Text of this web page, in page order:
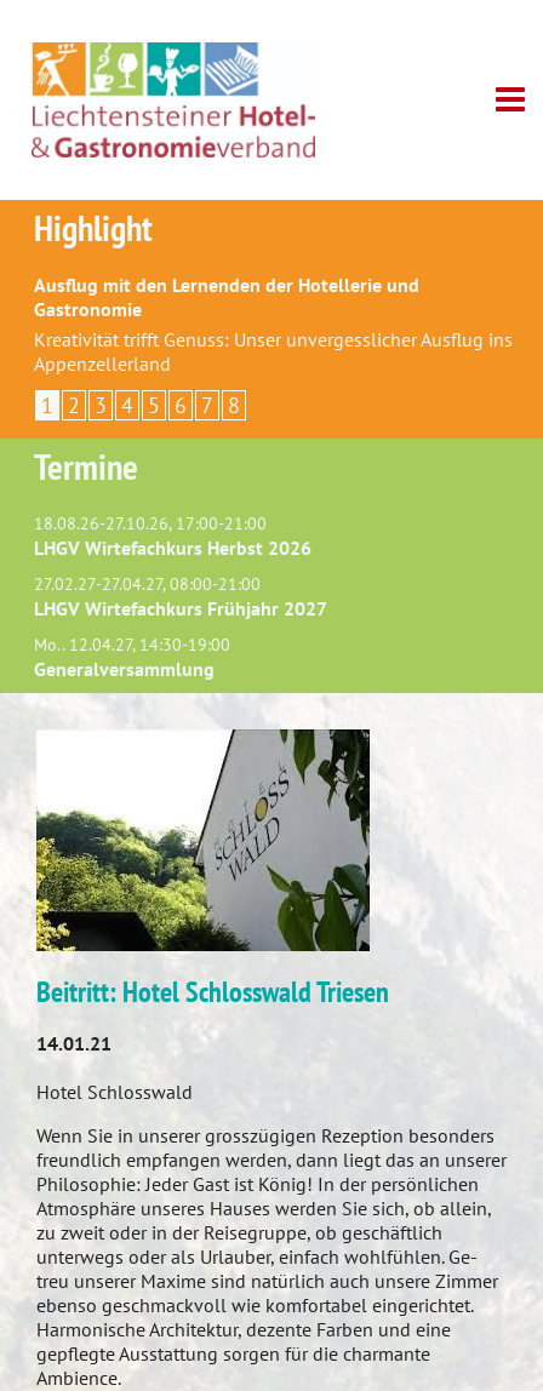
Highlight
Ausflug mit den Lernenden der Hotellerie und
Gastronomie
Kreativität trifft Genuss: Unser unvergesslicher Ausflug ins
Appenzellerland
1 2 3 4 5 6 7 8
Termine
18.08.26-27.10.26, 17:00-21:00
LHGV Wirtefachkurs Herbst 2026
27.02.27-27.04.27, 08:00-21:00
LHGV Wirtefachkurs Frühjahr 2027
Mo.. 12.04.27, 14:30-19:00
Generalversammlung
Beitritt: Hotel Schlosswald Triesen
14.01.21
Hotel Schlosswald
Wenn Sie in unserer grosszügigen Rezeption besonders
freundlich empfangen werden, dann liegt das an unserer
Philosophie: Jeder Gast ist König! In der persönlichen
Atmosphäre unseres Hauses werden Sie sich, ob allein,
zu zweit oder in der Reisegruppe, ob geschäftlich
unterwegs oder als Urlauber, einfach wohlfühlen. Ge-
treu unserer Maxime sind natürlich auch unsere Zimmer
ebenso geschmackvoll wie komfortabel eingerichtet.
Harmonische Architektur, dezente Farben und eine
gepflegte Ausstattung sorgen für die charmante
Ambience.